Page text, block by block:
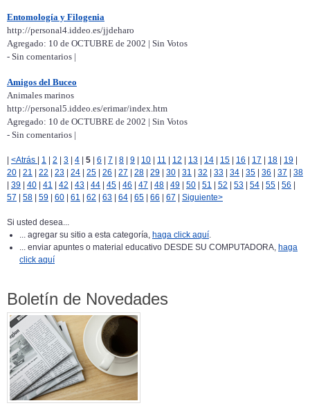
Entomología y Filogenia
http://personal4.iddeo.es/jjdeharo
Agregado: 10 de OCTUBRE de 2002 | Sin Votos
- Sin comentarios |
Amigos del Buceo
Animales marinos
http://personal5.iddeo.es/erimar/index.htm
Agregado: 10 de OCTUBRE de 2002 | Sin Votos
- Sin comentarios |
<Atrás 1 2 3 4 5 6 7 8 9 10 11 12 13 14 15 16 17 18 19
20
21 22 23 24 25 26 27 28 29 30 31 32 33 34 35 36 37
38
39 40 41 42 43 44 45 46 47 48 49 50 51 52 53 54 55 56
57
58 59 60 61 62 63 64 65 66 67 Siguiente>
Si usted desea...
... agregar su sitio a esta categoría, haga click aquí.
... enviar apuntes o material educativo DESDE SU COMPUTADORA, haga
click aquí
Boletín de Novedades